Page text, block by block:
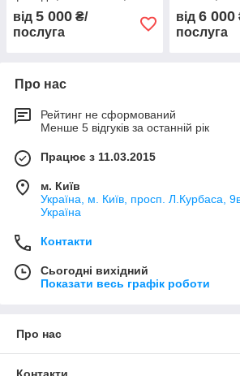
вікна, двері, фасадні
конструкції
від 5 000 ₴/
послуга
вузли
системи
від 6 000
послуга
Про нас
Рейтинг не сформований
Менше 5 відгуків за останній рік
Працює з 11.03.2015
м. Київ
Україна, м. Київ, просп. Л.Курбаса,
Україна
Контакти
Сьогодні вихідний
Показати весь графік роботи
Про нас